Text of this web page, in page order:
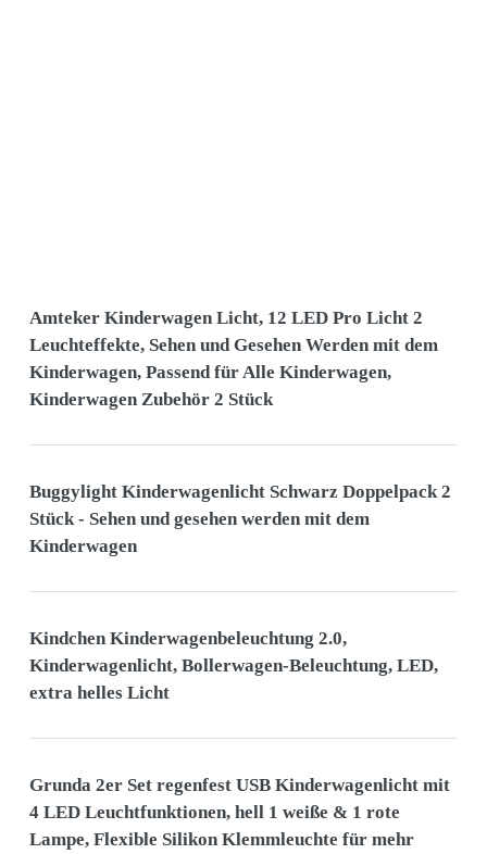
Amteker Kinderwagen Licht, 12 LED Pro Licht 2
Leuchteffekte, Sehen und Gesehen Werden mit dem
Kinderwagen, Passend für Alle Kinderwagen,
Kinderwagen Zubehör 2 Stück
Buggylight Kinderwagenlicht Schwarz Doppelpack 2
Stück - Sehen und gesehen werden mit dem
Kinderwagen
Kindchen Kinderwagenbeleuchtung 2.0,
Kinderwagenlicht, Bollerwagen-Beleuchtung, LED,
extra helles Licht
Grunda 2er Set regenfest USB Kinderwagenlicht mit
4 LED Leuchtfunktionen, hell 1 weiße & 1 rote
Lampe, Flexible Silikon Klemmleuchte für mehr